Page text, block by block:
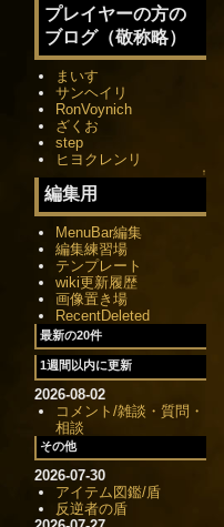
プレイヤーの方の
ブログ（敬称略）
まいす
サンヘイリ
RonVoynich
ざくお
step
ヒヨクレンリ
↑
編集用
MenuBar編集
編集練習場
テンプレート
wiki更新履歴
画像置き場
RecentDeleted
最新の20件
1週間以内に更新
2026-08-02
コメント/雑談・質問・
相談
その他
2026-07-30
アイテム図鑑/盾
反逆者の盾